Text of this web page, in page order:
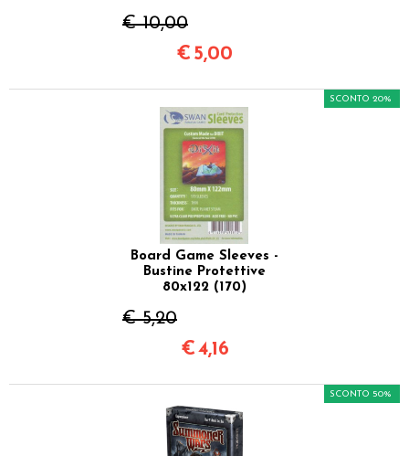
€ 10,00
€ 5,00
Board Game Sleeves -
Bustine Protettive
80x122 (170)
€ 5,20
SCONTO 20%
€4,16
SCONTO 50%